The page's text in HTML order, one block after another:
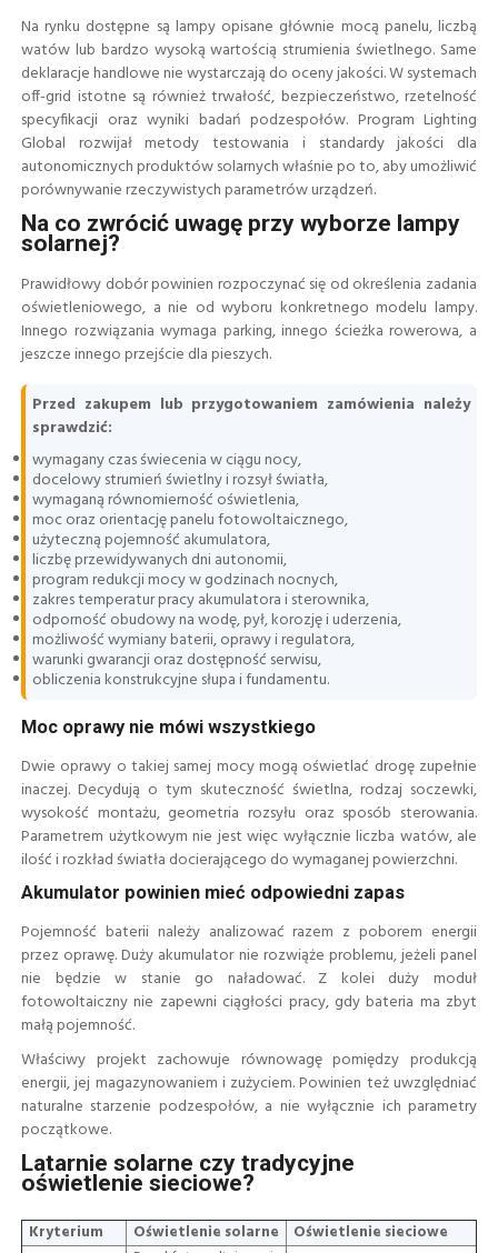
Na rynku dostępne są lampy opisane głównie mocą panelu, liczbą
watów lub bardzo wysoką wartością strumienia świetlnego. Same
deklaracje handlowe nie wystarczają do oceny jakości. W systemach
off-grid istotne są również trwałość, bezpieczeństwo, rzetelność
specyfikacji oraz wyniki badań podzespołów. Program Lighting
Global rozwijał metody testowania i standardy jakości dla
autonomicznych produktów solarnych właśnie po to, aby umożliwić
porównywanie rzeczywistych parametrów urządzeń.
Na co zwrócić uwagę przy wyborze lampy
solarnej?
Prawidłowy dobór powinien rozpoczynać się od określenia zadania
oświetleniowego, a nie od wyboru konkretnego modelu lampy.
Innego rozwiązania wymaga parking, innego ścieżka rowerowa, a
jeszcze innego przejście dla pieszych.
Przed zakupem lub przygotowaniem zamówienia należy
sprawdzić:
wymagany czas świecenia w ciągu nocy,
docelowy strumień świetlny i rozsył światła,
wymaganą równomierność oświetlenia,
moc oraz orientację panelu fotowoltaicznego,
użyteczną pojemność akumulatora,
liczbę przewidywanych dni autonomii,
program redukcji mocy w godzinach nocnych,
zakres temperatur pracy akumulatora i sterownika,
odporność obudowy na wodę, pył, korozję i uderzenia,
możliwość wymiany baterii, oprawy i regulatora,
warunki gwarancji oraz dostępność serwisu,
obliczenia konstrukcyjne słupa i fundamentu.
Moc oprawy nie mówi wszystkiego
Dwie oprawy o takiej samej mocy mogą oświetlać drogę zupełnie
inaczej. Decydują o tym skuteczność świetlna, rodzaj soczewki,
wysokość montażu, geometria rozsyłu oraz sposób sterowania.
Parametrem użytkowym nie jest więc wyłącznie liczba watów, ale
ilość i rozkład światła docierającego do wymaganej powierzchni.
Akumulator powinien mieć odpowiedni zapas
Pojemność baterii należy analizować razem z poborem energii
przez oprawę. Duży akumulator nie rozwiąże problemu, jeżeli panel
nie będzie w stanie go naładować. Z kolei duży moduł
fotowoltaiczny nie zapewni ciągłości pracy, gdy bateria ma zbyt
małą pojemność.
Właściwy projekt zachowuje równowagę pomiędzy produkcją
energii, jej magazynowaniem i zużyciem. Powinien też uwzględniać
naturalne starzenie podzespołów, a nie wyłącznie ich parametry
początkowe.
Latarnie solarne czy tradycyjne
oświetlenie sieciowe?
Kryterium Oświetlenie solarne
Oświetlenie sieciowe